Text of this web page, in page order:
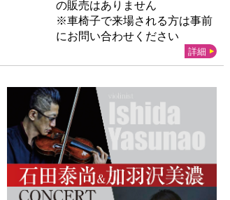
の販売はありません
※車椅子で来場される方は事前
にお問い合わせください
詳細